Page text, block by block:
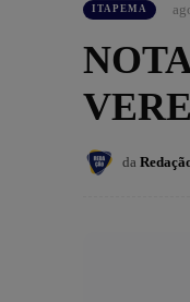
ITAPEMA
da